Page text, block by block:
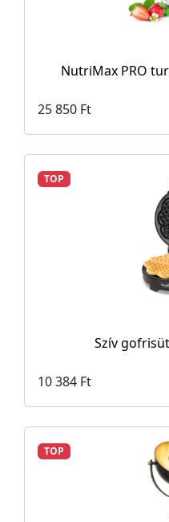
NutriMax PRO
25 850 Ft
TOP
Szív
10 384 Ft
TOP